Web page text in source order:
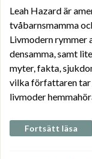
Leah Hazard är
tvåbarnsmamma
Livmodern rymmer
densamma, samt
myter, fakta,
vilka författaren tar
livmoder
Fortsätt läsa